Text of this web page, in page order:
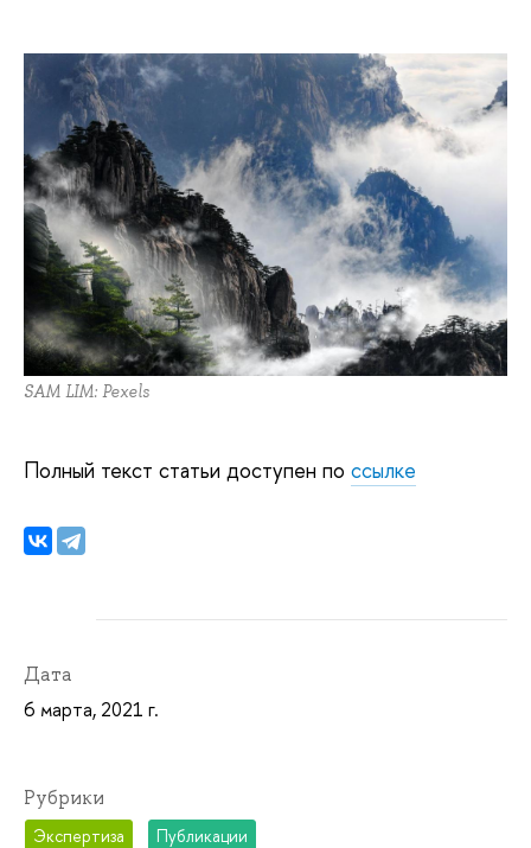
SAM LIM: Pexels
Полный текст статьи доступен по ссылке
Дата
6 марта, 2021 г.
Рубрики
Экспертиза Публикации